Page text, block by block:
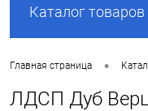
Каталог товаров
Главная страница •
ЛДСП Дуб